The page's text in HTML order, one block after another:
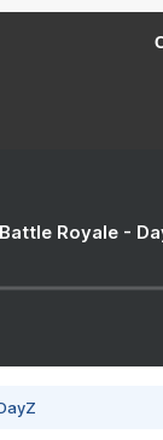
Royale -